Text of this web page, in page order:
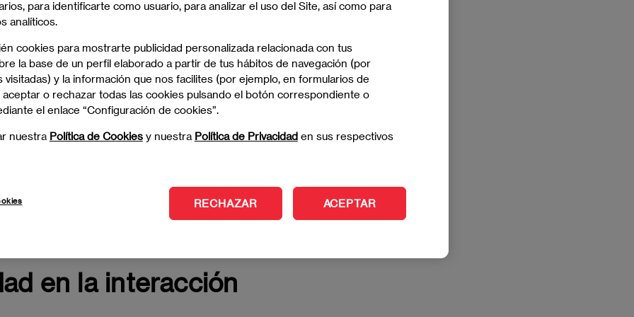
en la entrevista de
encabeza la lista de las habilidades de un
Estas permiten comunicarse de manera
de la capacidad de "vender" una vacante y la
también de saber hacerse cargo de las
comunicaciones internas.
la capacidad de transmitir información de
y responder adecuadamente a sus ideas,
selección.
en la interacción
para identificarte como usuario, para analizar el uso del Site, así como para
analíticos.
cookies para mostrarte publicidad personalizada relacionada con tus
la base de un perfil elaborado a partir de tus hábitos de navegación (por
visitadas) y la información que nos facilites (por ejemplo, en formularios de
aceptar o rechazar todas las cookies pulsando el botón correspondiente o
el enlace “Configuración de cookies”.
nuestra Política de Cookiesy nuestra Política de Privacidaden sus respectivos
RECHAZAR ACEPTAR